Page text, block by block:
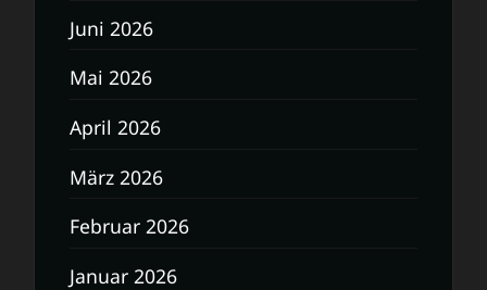
Juni 2026
Mai 2026
April 2026
März 2026
Februar 2026
Januar 2026